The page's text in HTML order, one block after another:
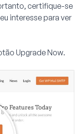
certifique-se
interesse para ver
Upgrade Now.